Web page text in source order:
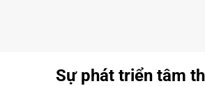
Sự phát triển tâm